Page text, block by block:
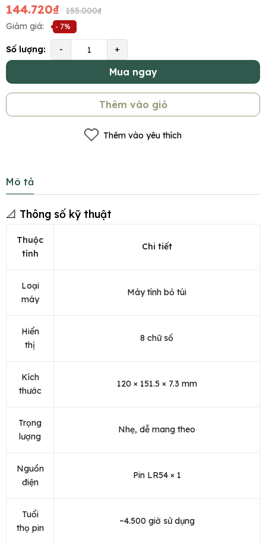
144.720₫
155.000₫
Giảm giá:
- 7%
Số lượng: - +
Mua ngay
Thêm vào giỏ
Thêm vào yêu thích
Mô tả
📐 Thông số kỹ thuật
Thuộc
tính
Chi tiết
Loại
máy
Máy tính bỏ túi
Hiển
thị
8 chữ số
Kích
thước
120 × 151.5 × 7.3 mm
Trọng
lượng
Nhẹ, dễ mang theo
Nguồn
điện
Pin LR54 × 1
Tuổi
thọ pin
~4.500 giờ sử dụng